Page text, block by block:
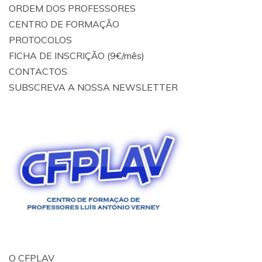
ORDEM DOS PROFESSORES
CENTRO DE FORMAÇÃO
PROTOCOLOS
FICHA DE INSCRIÇÃO (9€/mês)
CONTACTOS
SUBSCREVA A NOSSA NEWSLETTER
O CFPLAV